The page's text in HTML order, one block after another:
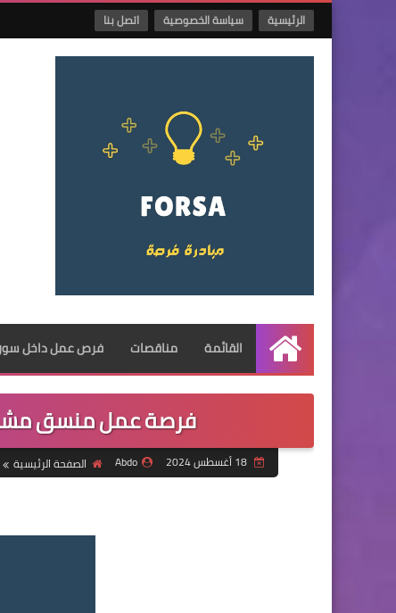
الرئيسية سياسة الخصوصية اتصل بنا
الرئيسية
القائمة مناقصات فرص عمل داخل
فرصة عمل منسق
18 أغسطس 2024 Abdo الصفحة الرئيسية